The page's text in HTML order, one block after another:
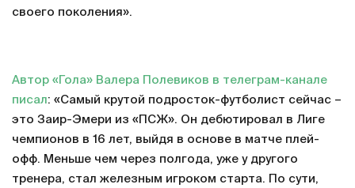
своего поколения».
Автор «Гола» Валера Полевиков в телеграм-канале
писал: «Самый крутой подросток-футболист сейчас –
это Заир-Эмери из «ПСЖ». Он дебютировал в Лиге
чемпионов в 16 лет, выйдя в основе в матче плей-
офф. Меньше чем через полгода, уже у другого
тренера, стал железным игроком старта. По сути,